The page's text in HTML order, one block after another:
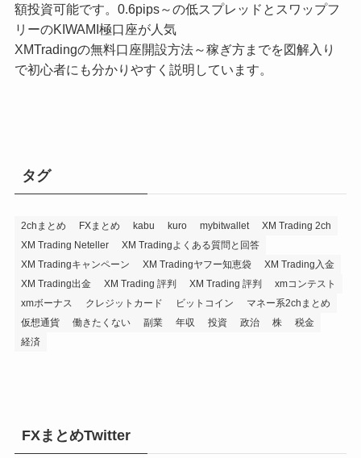
額投資可能です。0.6pips～の低スプレッドとスワップフ
リーのKIWAMI極口座が人気
XMTradingの無料口座開設方法～稼ぎ方までを図解入り
で初心者にも分かりやすく説明しています。
タグ
2chまとめ FXまとめ kabu kuro mybitwallet
XM Trading 2ch
XM Trading Neteller
XM Tradingよくある質問と回答
XM Tradingキャンペーン
XM Tradingヤフー知恵袋
XM Trading入金
XM Trading出金
XM Trading 評判 XM Trading 評判
xmコンテスト
xmボーナス
クレジットカード ビットコイン
マネー系2chまとめ
仮想通貨
働きたくない 副業 年収 投資 政治 株
税金
経済
FXまとめTwitter